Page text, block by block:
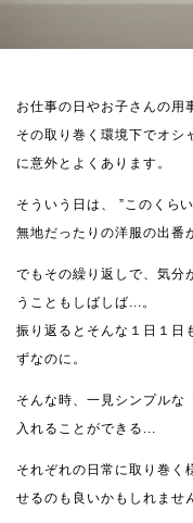
お仕事の日やお子さんの用
その取り巻く環境下でオシ
に意外とよくあります。
そういう日は、 ”このくら
無地だったりの洋服の出番
でもその繰り返しで、気分
うこともしばしば...。
振り返るとそんな１日１日
ずなのに。
そんな時、一見シンプルな
入れることができる...
それぞれの日常に取り巻く
せるのも良いかもしれませ